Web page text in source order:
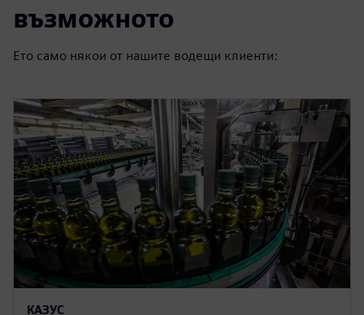
възможното
Ето само някои от нашите водещи клиенти:
КАЗУС